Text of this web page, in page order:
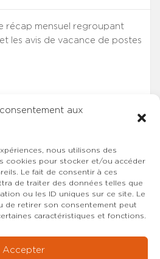
aux
nous utilisons des
cookies pour stocker et/ou accéder
Le fait de consentir à ces
de traiter des données telles que
ou les ID uniques sur ce site. Le
de retirer son consentement peut
caractéristiques et fonctions.
Accepter
récap mensuel regroupant
les avis de vacance de postes
CFDT
inscrits.